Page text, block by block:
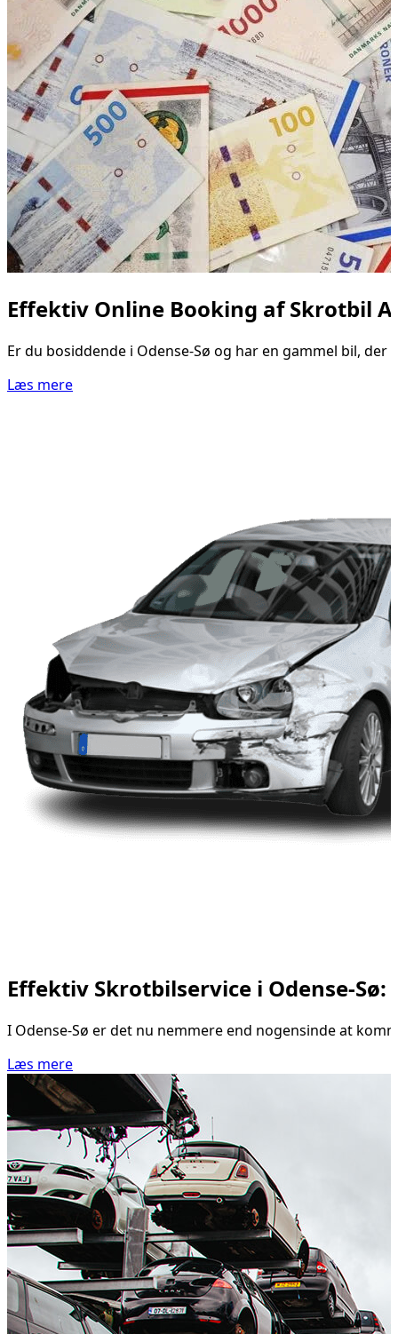
Effektiv Online Booking af Skrotbil
Er du bosiddende i Odense-Sø og har en gammel bil,
Læs mere
Effektiv Skrotbilservice i Odense-
I Odense-Sø er det nu nemmere end nogensinde at
Læs mere